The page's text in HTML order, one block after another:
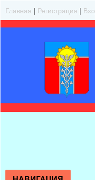
Главная | Регистрация |